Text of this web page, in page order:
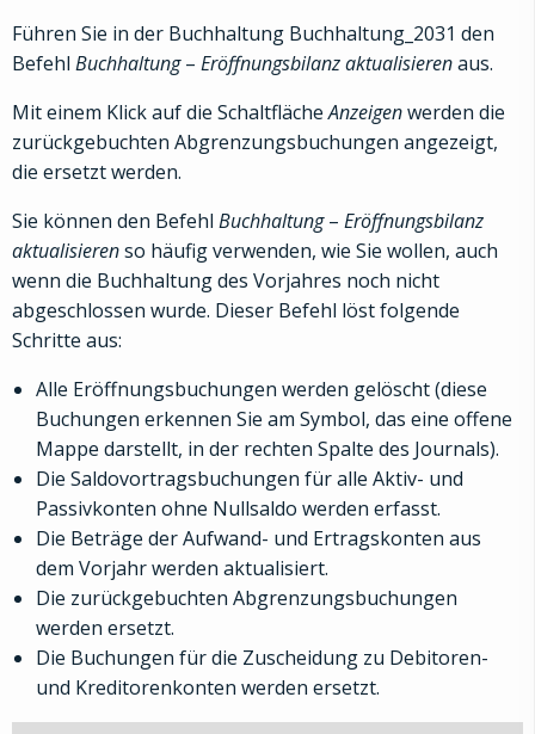
Führen Sie in der Buchhaltung Buchhaltung_2031 den
Befehl Buchhaltung– Eröffnungsbilanz aktualisierenaus.
Mit einem Klick auf die SchaltflächeAnzeigenwerden die
zurückgebuchten Abgrenzungsbuchungen angezeigt,
die ersetzt werden.
Sie können den Befehl Buchhaltung– Eröffnungsbilanz
aktualisierenso häufig verwenden, wie Sie wollen, auch
wenn die Buchhaltung des Vorjahres noch nicht
abgeschlossen wurde. Dieser Befehl löst folgende
Schritte aus:
Alle Eröffnungsbuchungen werden gelöscht (diese
Buchungen erkennen Sie am Symbol, das eine offene
Mappe darstellt, in der rechten Spalte des Journals).
Die Saldovortragsbuchungen für alle Aktiv- und
Passivkonten ohne Nullsaldo werden erfasst.
Die Beträge der Aufwand- und Ertragskonten aus
dem Vorjahr werden aktualisiert.
Die zurückgebuchten Abgrenzungsbuchungen
werden ersetzt.
Die Buchungen für die Zuscheidung zu Debitoren-
und Kreditorenkonten werden ersetzt.